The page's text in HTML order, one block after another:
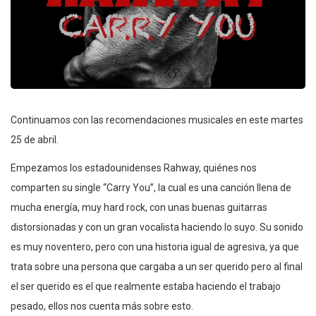
Continuamos con las recomendaciones musicales en este martes
25 de abril.
Empezamos los estadounidenses Rahway, quiénes nos
comparten su single “Carry You”, la cual es una canción llena de
mucha energía, muy hard rock, con unas buenas guitarras
distorsionadas y con un gran vocalista haciendo lo suyo. Su sonido
es muy noventero, pero con una historia igual de agresiva, ya que
trata sobre una persona que cargaba a un ser querido pero al final
el ser querido es el que realmente estaba haciendo el trabajo
pesado, ellos nos cuenta más sobre esto.